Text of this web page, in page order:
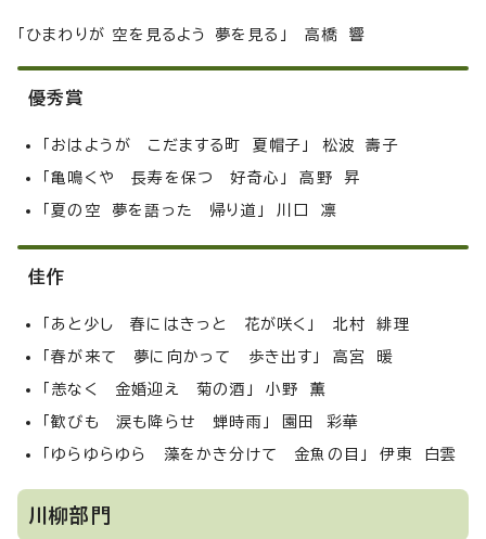
「ひまわりが 空を見るよう 夢を見る」 高橋 響
優秀賞
「おはようが こだまする町 夏帽子」 松波 壽子
「亀鳴くや 長寿を保つ 好奇心」 高野 昇
「夏の空 夢を語った 帰り道」 川口 凛
佳作
「あと少し 春にはきっと 花が咲く」 北村 緋理
「春が来て 夢に向かって 歩き出す」 高宮 暖
「恙なく 金婚迎え 菊の酒」 小野 薫
「歓びも 涙も降らせ 蝉時雨」 園田 彩華
「ゆらゆらゆら 藻をかき分けて 金魚の目」 伊東 白雲
川柳部門